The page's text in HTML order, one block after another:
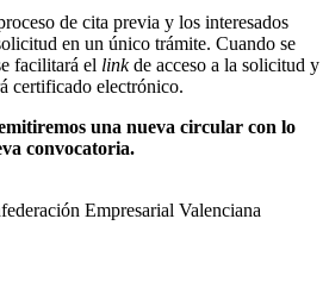
de cita previa y los interesados
en un único trámite. Cuando se
facilitará el linkde acceso a la solicitud y
certificado electrónico.
una nueva circular con lo
convocatoria.
Empresarial Valenciana